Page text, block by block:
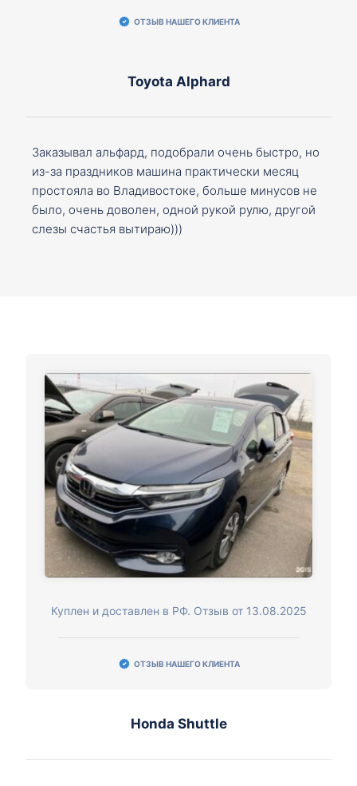
ОТЗЫВ НАШЕГО КЛИЕНТА
Toyota Alphard
Заказывал альфард, подобрали очень быстро, но
из-за праздников машина практически месяц
простояла во Владивостоке, больше минусов не
было, очень доволен, одной рукой рулю, другой
слезы счастья вытираю)))
Куплен и доставлен в РФ. Отзыв от 13.08.2025
ОТЗЫВ НАШЕГО КЛИЕНТА
Honda Shuttle